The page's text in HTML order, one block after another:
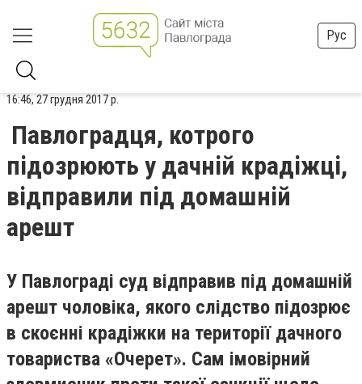
Рус
16:46, 27 грудня 2017 р.
Павлоградця, котрого
підозрюють у дачній крадіжці,
відправили під домашній
арешт
У Павлограді суд відправив під домашній
арешт чоловіка, якого слідство підозрює
в скоєнні крадіжки на території дачного
товариства «Очерет». Сам імовірний